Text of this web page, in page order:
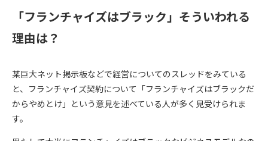
「フランチャイズはブラック」そういわれる
理由は？
某巨大ネット掲示板などで経営についてのスレッドをみている
と、フランチャイズ契約について「フランチャイズはブラックだ
からやめとけ」という意見を述べている人が多く見受けられま
す。